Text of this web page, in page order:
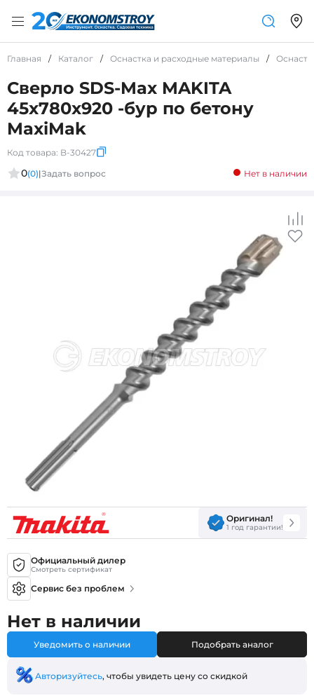
Главная / Каталог / Оснастка и расходные материалы /
Сверло SDS-Max MAKITA
45x780x920 -бур по бетону
MaxiMak
Код товара: B-30427
0(0)|Задать вопрос Нет в наличии
Оригинал!
1 год гарантии!
Официальный дилер
Смотреть сертификат
Сервис без проблем
Нет в наличии
Уведомить о наличии Подобрать аналог
Авторизуйтесь, чтобы увидеть цену со скидкой